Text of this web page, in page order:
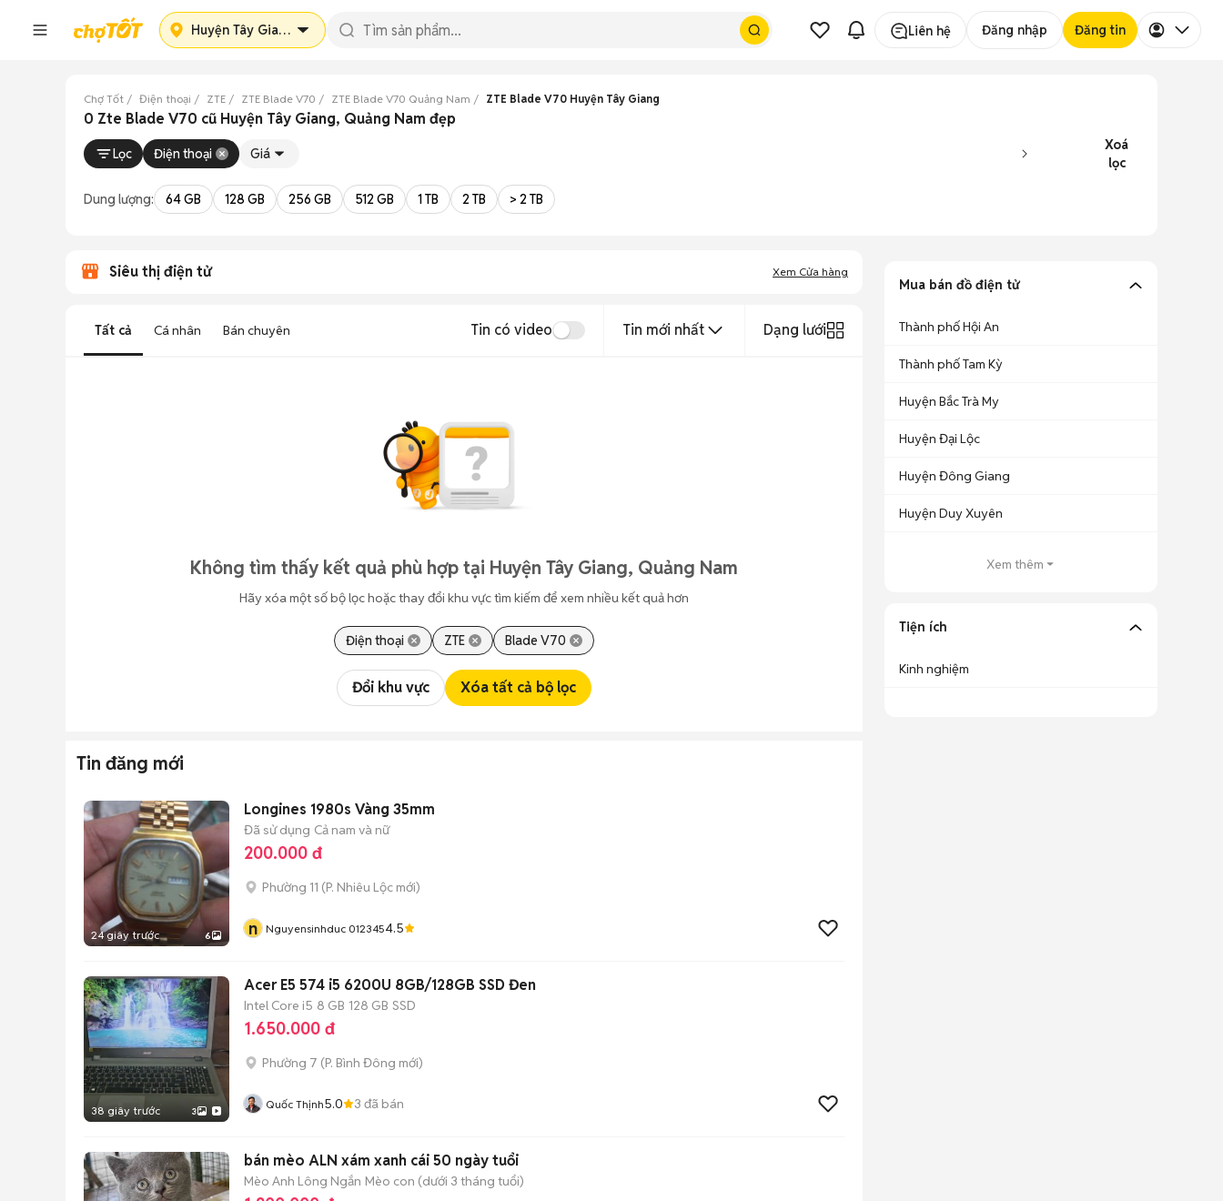
Huyện Tây Giang Liên hệ Đăng nhập Đăng tin
Chợ Tốt Điện thoại ZTE ZTE Blade V70 ZTE Blade V70 Quảng Nam ZTE Blade V70 Huyện Tây Giang
0 Zte Blade V70 cũ Huyện Tây Giang, Quảng Nam đẹp
Lọc Điện thoại Giá
Xoá
lọc
Dung lượng: 64 GB 128 GB 256 GB 512 GB 1 TB 2 TB > 2 TB
Siêu thị điện tử Xem Cửa hàng
Tất cả Cá nhân Bán chuyên Tin có video Tin mới nhất Dạng lưới
Không tìm thấy kết quả phù hợp tại Huyện Tây Giang, Quảng Nam
Hãy xóa một số bộ lọc hoặc thay đổi khu vực tìm kiếm để xem nhiều kết quả hơn
Điện thoại ZTE Blade V70
Đổi khu vực Xóa tất cả bộ lọc
Tin đăng mới
24 giây trước 6
Longines 1980s Vàng 35mm
Đã sử dụng Cả nam và nữ
200.000 đ
Phường 11 (P. Nhiêu Lộc mới)
n Nguyensinhduc 0123454.5
38 giây trước 3
Acer E5 574 i5 6200U 8GB/128GB SSD Đen
Intel Core i5 8 GB 128 GB SSD
1.650.000 đ
Phường 7 (P. Bình Đông mới)
Quốc Thịnh5.0 3 đã bán
bán mèo ALN xám xanh cái 50 ngày tuổi
Mèo Anh Lông Ngắn Mèo con (dưới 3 tháng tuổi)
Mua bán đồ điện tử
Thành phố Hội An
Thành phố Tam Kỳ
Huyện Bắc Trà My
Huyện Đại Lộc
Huyện Đông Giang
Huyện Duy Xuyên
Xem thêm
Tiện ích
Kinh nghiệm